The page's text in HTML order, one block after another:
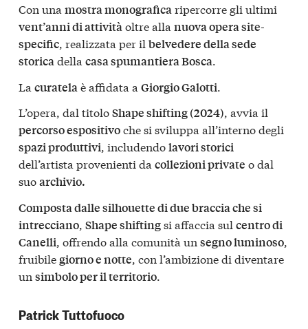
Con una mostra monograficaripercorre gli ultimi
vent’anni di attivitàoltre alla nuova opera site-
specific, realizzata per il belvedere della sede
storicadella casa spumantiera Bosca.
La curatelaè affidata a Giorgio Galotti.
L’opera, dal titoloShape shifting (2024), avvia il
percorso espositivoche si sviluppa all’interno degli
spazi produttivi, includendolavori storici
dell’artista provenienti da collezioni private o dal
suoarchivio.
Composta dalle silhouette di due braccia che si
intrecciano, Shape shiftingsi affaccia sul centro di
Canelli, offrendo alla comunità un segno luminoso,
fruibilegiorno e notte, con l’ambizione di diventare
un simbolo per il territorio.
Patrick Tuttofuoco